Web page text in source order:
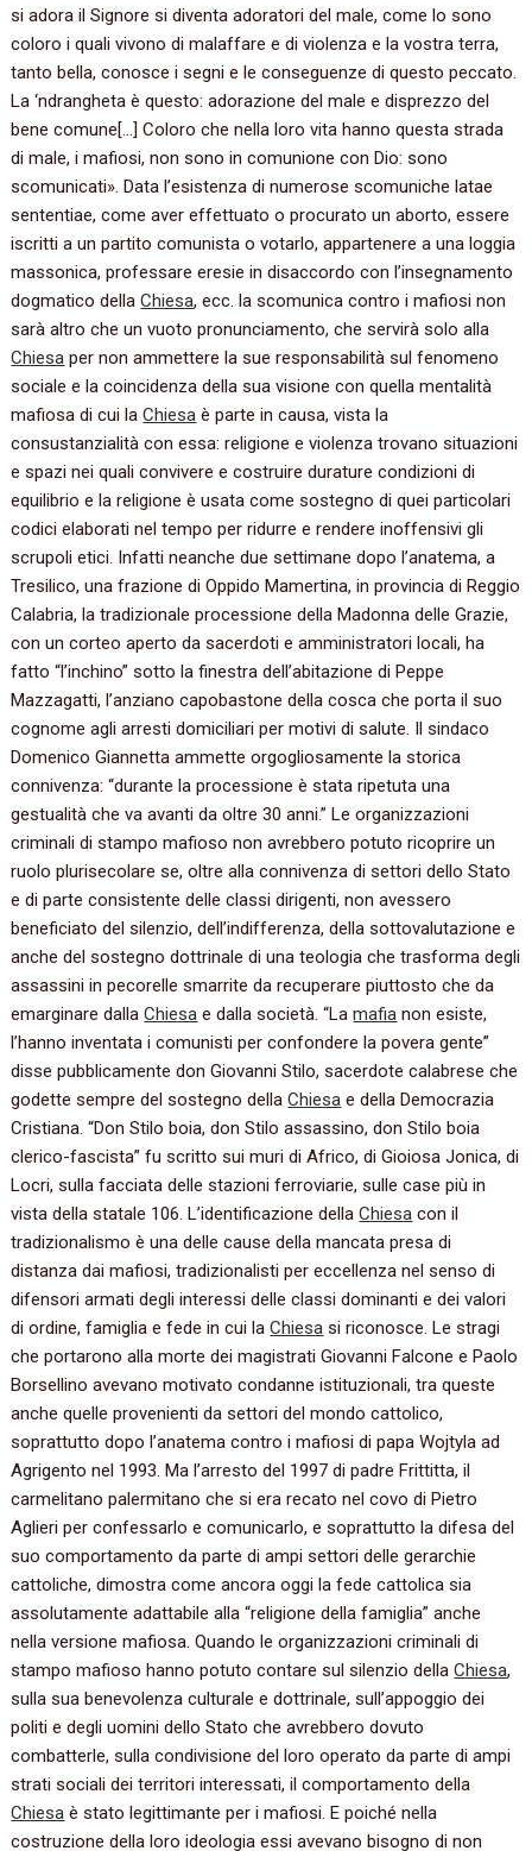
si adora il Signore si diventa adoratori del male, come lo sono
coloro i quali vivono di malaffare e di violenza e la vostra terra,
tanto bella, conosce i segni e le conseguenze di questo peccato.
La ‘ndrangheta è questo: adorazione del male e disprezzo del
bene comune[…] Coloro che nella loro vita hanno questa strada
di male, i mafiosi, non sono in comunione con Dio: sono
scomunicati». Data l’esistenza di numerose scomuniche latae
sententiae, come aver effettuato o procurato un aborto, essere
iscritti a un partito comunista o votarlo, appartenere a una loggia
massonica, professare eresie in disaccordo con l’insegnamento
dogmatico dellaChiesa, ecc. la scomunica contro i mafiosi non
sarà altro che un vuoto pronunciamento, che servirà solo alla
Chiesa per non ammettere la sue responsabilità sul fenomeno
sociale e la coincidenza della sua visione con quella mentalità
mafiosa di cui laChiesa è parte in causa, vista la
consustanzialità con essa: religione e violenza trovano situazioni
e spazi nei quali convivere e costruire durature condizioni di
equilibrio e la religione è usata come sostegno di quei particolari
codici elaborati nel tempo per ridurre e rendere inoffensivi gli
scrupoli etici. Infatti neanche due settimane dopo l’anatema, a
Tresilico, una frazione di Oppido Mamertina, in provincia di Reggio
Calabria, la tradizionale processione della Madonna delle Grazie,
con un corteo aperto da sacerdoti e amministratori locali, ha
fatto “l’inchino” sotto la finestra dell’abitazione di Peppe
Mazzagatti, l’anziano capobastone della cosca che porta il suo
cognome agli arresti domiciliari per motivi di salute. Il sindaco
Domenico Giannetta ammette orgogliosamente la storica
connivenza: “durante la processione è stata ripetuta una
gestualità che va avanti da oltre 30 anni.” Le organizzazioni
criminali di stampo mafioso non avrebbero potuto ricoprire un
ruolo plurisecolare se, oltre alla connivenza di settori dello Stato
e di parte consistente delle classi dirigenti, non avessero
beneficiato del silenzio, dell’indifferenza, della sottovalutazione e
anche del sostegno dottrinale di una teologia che trasforma degli
assassini in pecorelle smarrite da recuperare piuttosto che da
emarginare dallaChiesa e dalla società. “Lamafia non esiste,
l’hanno inventata i comunisti per confondere la povera gente”
disse pubblicamente don Giovanni Stilo, sacerdote calabrese che
godette sempre del sostegno dellaChiesa e della Democrazia
Cristiana. “Don Stilo boia, don Stilo assassino, don Stilo boia
clerico-fascista” fu scritto sui muri di Africo, di Gioiosa Jonica, di
Locri, sulla facciata delle stazioni ferroviarie, sulle case più in
vista della statale 106. L’identificazione dellaChiesa con il
tradizionalismo è una delle cause della mancata presa di
distanza dai mafiosi, tradizionalisti per eccellenza nel senso di
difensori armati degli interessi delle classi dominanti e dei valori
di ordine, famiglia e fede in cui laChiesa si riconosce. Le stragi
che portarono alla morte dei magistrati Giovanni Falcone e Paolo
Borsellino avevano motivato condanne istituzionali, tra queste
anche quelle provenienti da settori del mondo cattolico,
soprattutto dopo l’anatema contro i mafiosi di papa Wojtyla ad
Agrigento nel 1993. Ma l’arresto del 1997 di padre Frittitta, il
carmelitano palermitano che si era recato nel covo di Pietro
Aglieri per confessarlo e comunicarlo, e soprattutto la difesa del
suo comportamento da parte di ampi settori delle gerarchie
cattoliche, dimostra come ancora oggi la fede cattolica sia
assolutamente adattabile alla “religione della famiglia” anche
nella versione mafiosa. Quando le organizzazioni criminali di
stampo mafioso hanno potuto contare sul silenzio dellaChiesa,
sulla sua benevolenza culturale e dottrinale, sull’appoggio dei
politi e degli uomini dello Stato che avrebbero dovuto
combatterle, sulla condivisione del loro operato da parte di ampi
strati sociali dei territori interessati, il comportamento della
Chiesa è stato legittimante per i mafiosi. E poiché nella
costruzione della loro ideologia essi avevano bisogno di non